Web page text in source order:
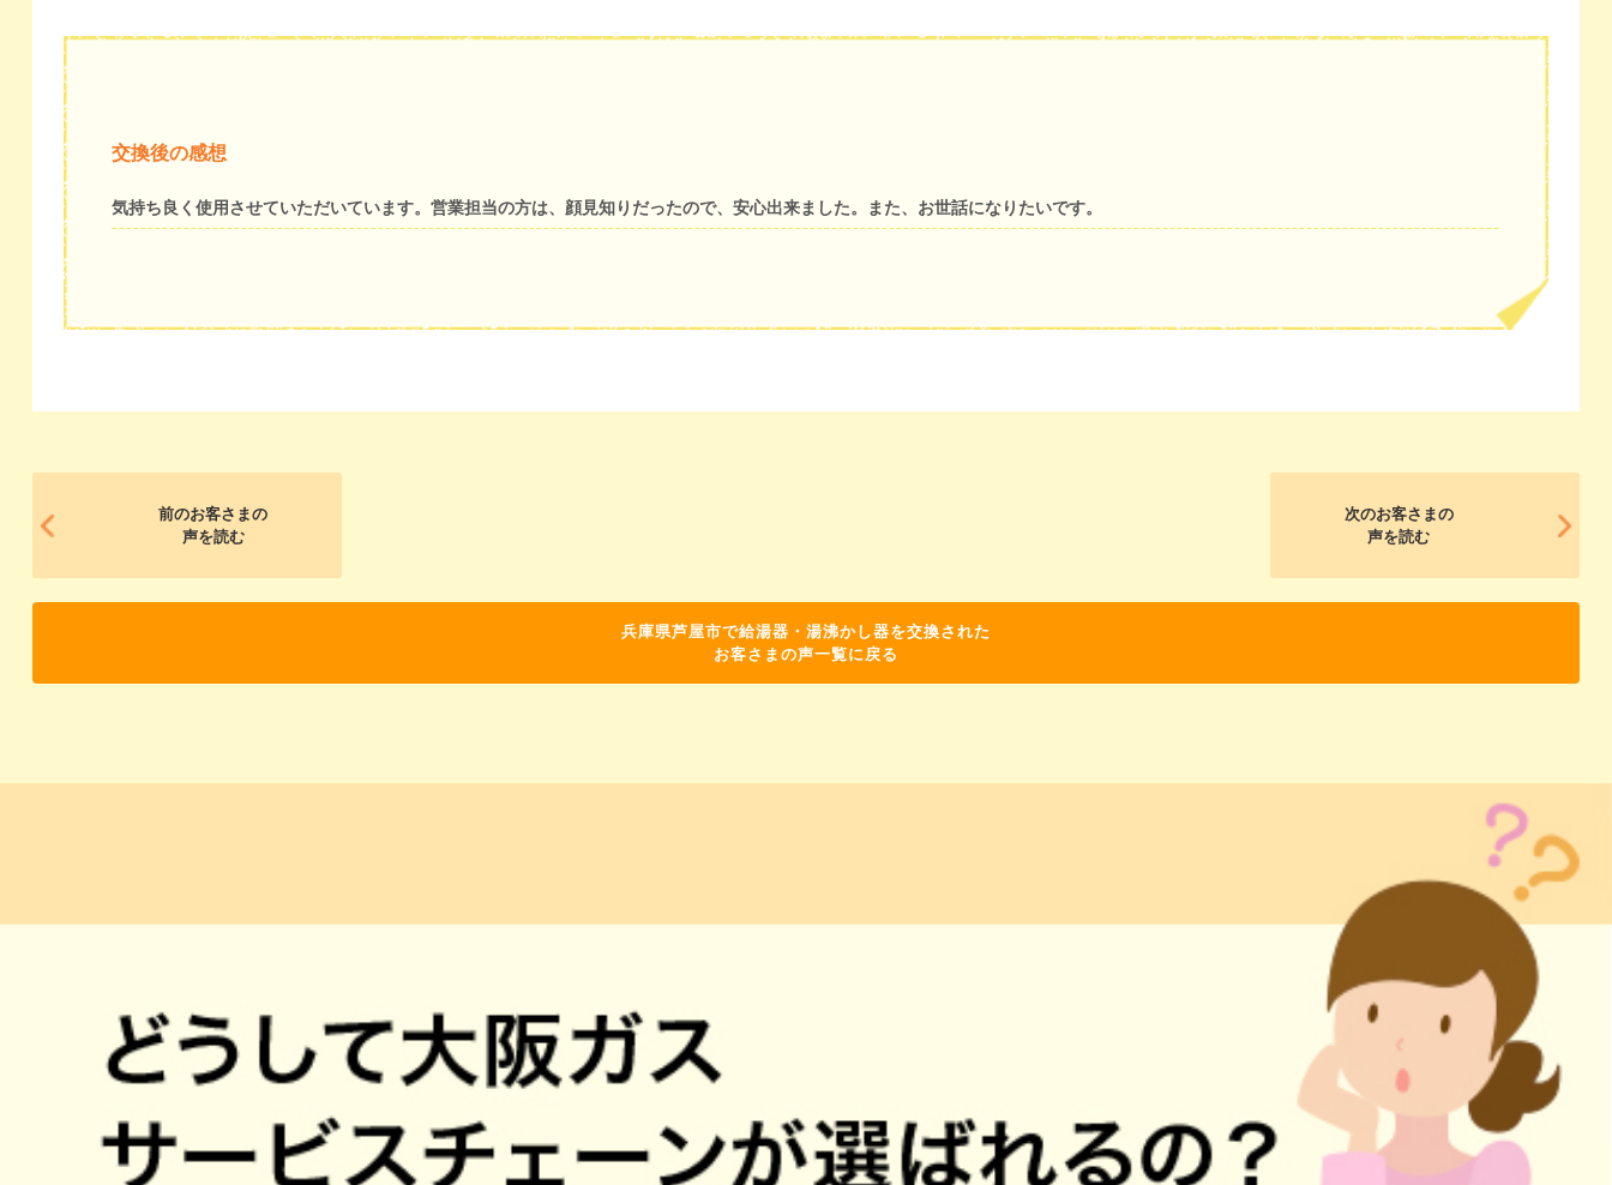
交換後の感想
気持ち良く使用させていただいています。営業担当の方は、顔見知りだったので、安心出来ました。また、お世話になりたいです。
前のお客さまの
声を読む
次のお客さまの
声を読む
兵庫県芦屋市で給湯器・湯沸かし器を交換された
お客さまの声一覧に戻る